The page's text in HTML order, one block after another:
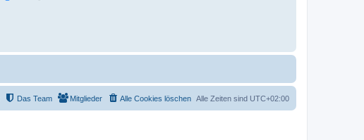
Alle Zeiten sind UTC+02:00
Alle Cookies löschen
Mitglieder
Das Team